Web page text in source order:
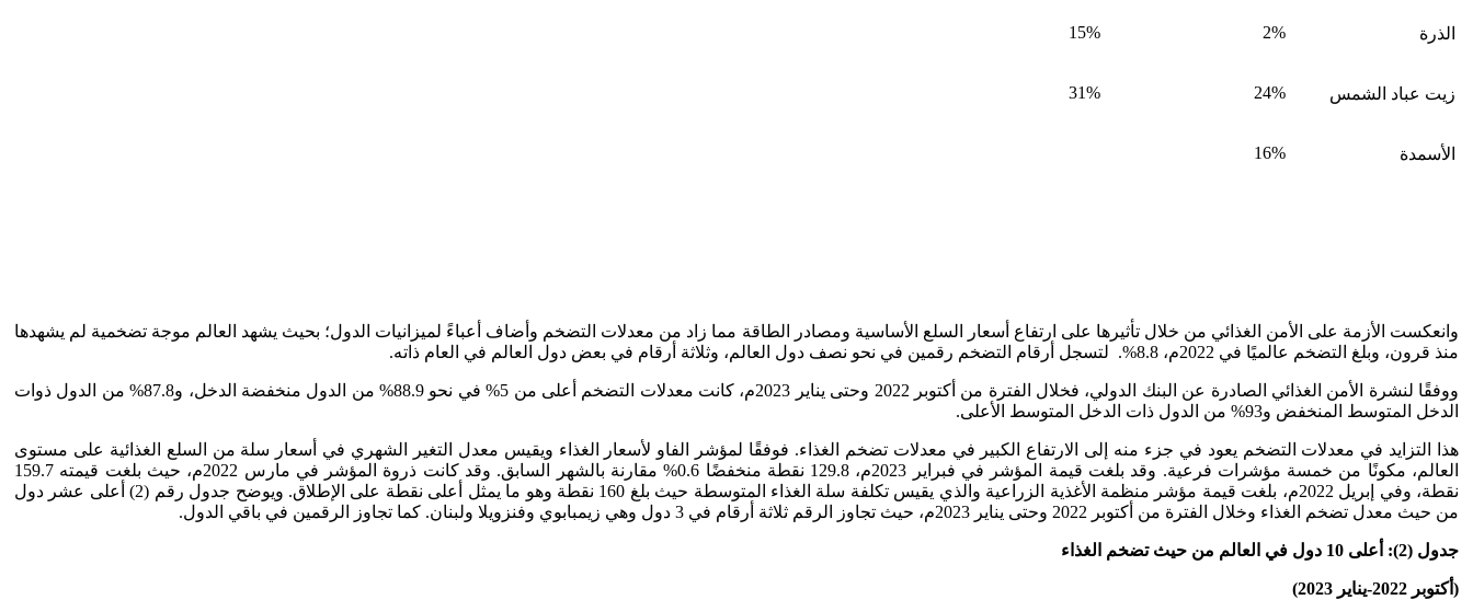
الذرة 2%
15%
زيت عباد الشمس 24%
31%
الأسمدة 16%
وانعكست الأزمة على الأمن الغذائي من خلال تأثيرها على ارتفاع أسعار السلع الأساسية ومصادر الطاقة مما زاد من معدلات التضخم وأضاف أعباءً لميزانيات الدول؛ بحيث يشهد العالم موجة تضخمية لم يشهدها
منذ قرون، وبلغ التضخم عالميًا في 2022م، 8.8%. لتسجل أرقام التضخم رقمين في نحو نصف دول العالم، وثلاثة أرقام في بعض دول العالم في العام ذاته.
ووفقًا لنشرة الأمن الغذائي الصادرة عن البنك الدولي، فخلال الفترة من أكتوبر 2022 وحتى يناير 2023م، كانت معدلات التضخم أعلى من 5% في نحو 88.9% من الدول منخفضة الدخل، و87.8% من الدول ذوات
الدخل المتوسط المنخفض و93% من الدول ذات الدخل المتوسط الأعلى.
هذا التزايد في معدلات التضخم يعود في جزء منه إلى الارتفاع الكبير في معدلات تضخم الغذاء. فوفقًا لمؤشر الفاو لأسعار الغذاء ويقيس معدل التغير الشهري في أسعار سلة من السلع الغذائية على مستوى
العالم، مكونًا من خمسة مؤشرات فرعية. وقد بلغت قيمة المؤشر في فبراير 2023م، 129.8 نقطة منخفضًا 0.6% مقارنة بالشهر السابق. وقد كانت ذروة المؤشر في مارس 2022م، حيث بلغت قيمته 159.7
نقطة، وفي إبريل 2022م، بلغت قيمة مؤشر منظمة الأغذية الزراعية والذي يقيس تكلفة سلة الغذاء المتوسطة حيث بلغ 160 نقطة وهو ما يمثل أعلى نقطة على الإطلاق. ويوضح جدول رقم (2) أعلى عشر دول
من حيث معدل تضخم الغذاء وخلال الفترة من أكتوبر 2022 وحتى يناير 2023م، حيث تجاوز الرقم ثلاثة أرقام في 3 دول وهي زيمبابوي وفنزويلا ولبنان. كما تجاوز الرقمين في باقي الدول.
جدول (2): أعلى 10 دول في العالم من حيث تضخم الغذاء
(أكتوبر 2022-يناير 2023)